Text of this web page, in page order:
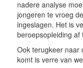
nadere analyse
jongeren te vroeg
ingeslagen. Het is
beroepsopleiding
Ook terugkeer naar
komt is verre van